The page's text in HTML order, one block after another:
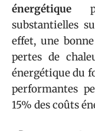
énergétique
substantielles
effet, une bonne
pertes de
énergétique du
performantes
15% des coûts